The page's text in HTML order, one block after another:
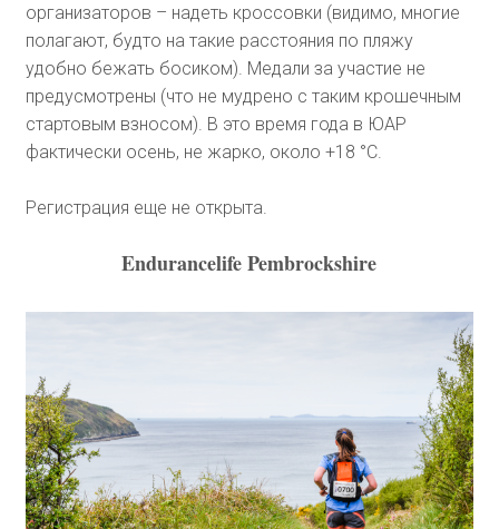
организаторов – надеть кроссовки (видимо, многие
полагают, будто на такие расстояния по пляжу
удобно бежать босиком). Медали за участие не
предусмотрены (что не мудрено с таким крошечным
стартовым взносом). В это время года в ЮАР
фактически осень, не жарко, около +18 °C.
Регистрация еще не открыта.
Endurancelife Pembrockshire